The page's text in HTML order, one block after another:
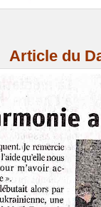
Article du